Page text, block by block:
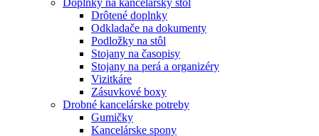
Doplnky na kancelársky stôl
Drôtené doplnky
Odkladače na dokumenty
Podložky na stôl
Stojany na časopisy
Stojany na perá a organizéry
Vizitkáre
Zásuvkové boxy
Drobné kancelárske potreby
Gumičky
Kancelárske spony